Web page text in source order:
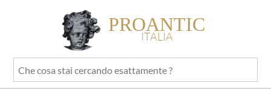
PROANTIC
ITALIA
Che
cosa